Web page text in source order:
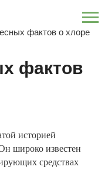
фактов о хлоре
фактов
историей
широко известен
средствах